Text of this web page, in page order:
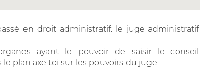
en droit administratif: le juge administratif
ayant le pouvoir de saisir le conseil
plan axe toi sur les pouvoirs du juge.